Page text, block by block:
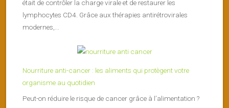
était de contrôler la charge virale et de restaurer les
lymphocytes CD4. Grâce aux thérapies antirétrovirales
modernes,...
Nourriture anti-cancer : les aliments qui protègent votre
organisme au quotidien
Peut-on réduire le risque de cancer grâce à l’alimentation ?